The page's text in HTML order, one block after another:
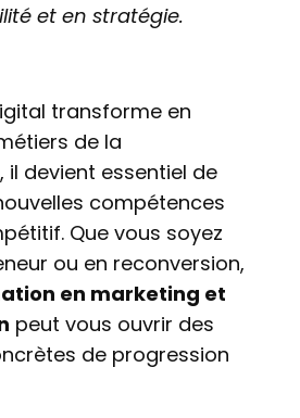
et en stratégie.
transforme en
de la
devient essentiel de
compétences
Que vous soyez
ou en reconversion,
en marketing et
peut vous ouvrir des
de progression